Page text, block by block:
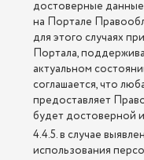
достоверные
на Портале
для этого случаях
Портала,
актуальном
соглашается, что
предоставляет
будет достоверной
4.4.5. в случае
использования